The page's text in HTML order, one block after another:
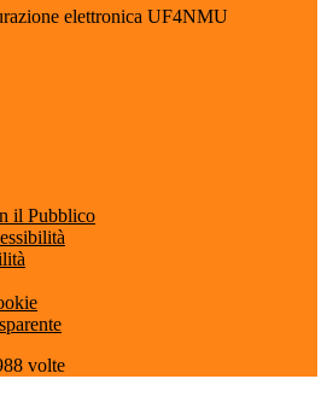
elettronica UF4NMU
il Pubblico
volte